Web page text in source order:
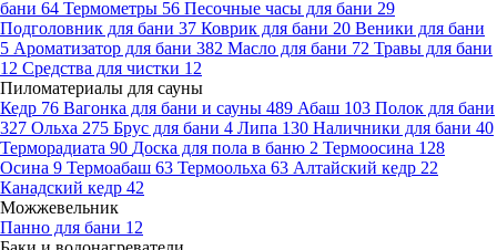
бани 64 Термометры 56 Песочные часы для бани 29
Подголовник для бани 37 Коврик для бани 20 Веники для бани
5 Ароматизатор для бани 382 Масло для бани 72 Травы для бани
12 Средства для чистки 12
Пиломатериалы для сауны
Кедр 76 Вагонка для бани и сауны 489 Абаш 103 Полок для бани
327 Ольха 275 Брус для бани 4 Липа 130 Наличники для бани 40
Терморадиата 90 Доска для пола в баню 2 Термоосина 128
Осина 9 Термоабаш 63 Термоольха 63 Алтайский кедр 22
Канадский кедр 42
Можжевельник
Панно для бани 12